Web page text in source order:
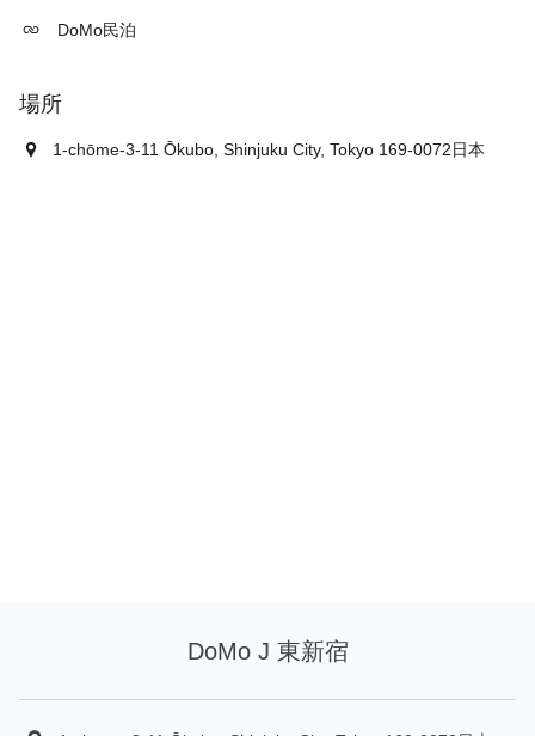
DoMo民泊
場所
1-chōme-3-11 Ōkubo, Shinjuku City, Tokyo 169-0072日本
DoMo J 東新宿